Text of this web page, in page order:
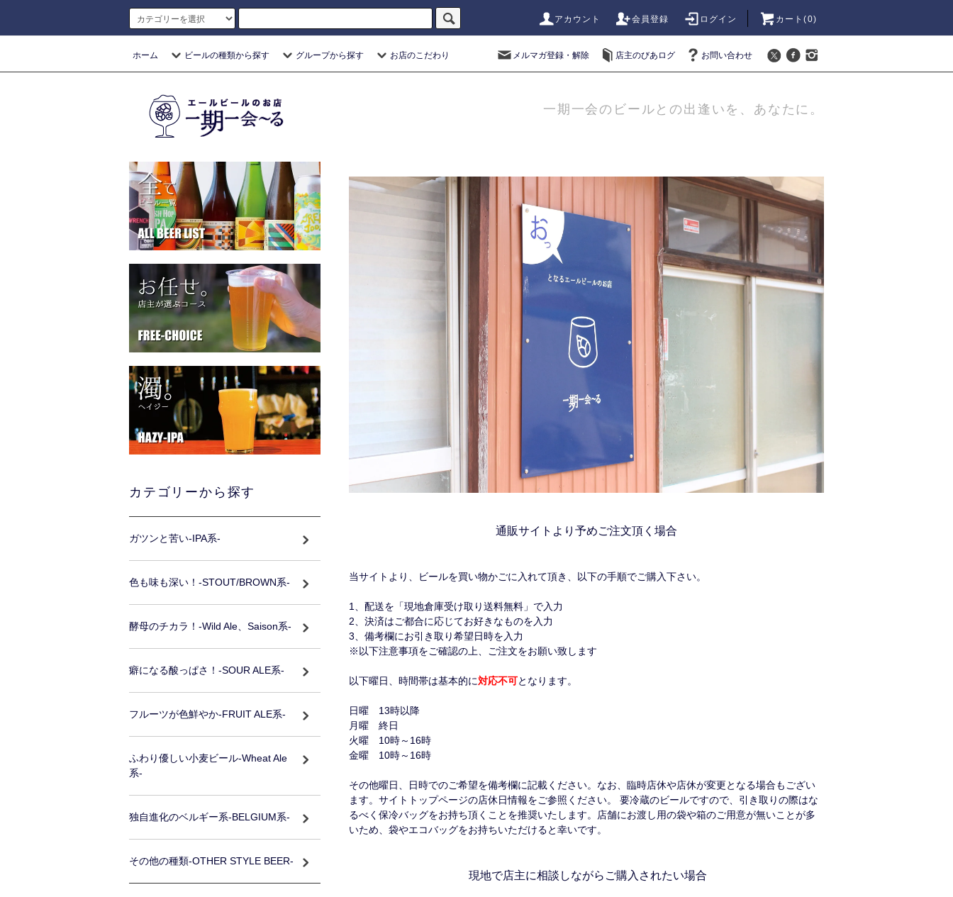
アカウント 会員登録 ログイン カート(0)
ホーム ビールの種類から探す グループから探す お店のこだわり メルマガ登録・解除 店主のびあログ お問い合わせ
一期一会のビールとの出逢いを、あなたに。
通販サイトより予めご注文頂く場合
当サイトより、ビールを買い物かごに入れて頂き、以下の手順でご購入下さい。
1、配送を「現地倉庫受け取り送料無料」で入力
2、決済はご都合に応じてお好きなものを入力
3、備考欄にお引き取り希望日時を入力
※以下注意事項をご確認の上、ご注文をお願い致します
以下曜日、時間帯は基本的に対応不可となります。
日曜 13時以降
月曜 終日
火曜 10時～16時
金曜 10時～16時
その他曜日、日時でのご希望を備考欄に記載ください。なお、臨時店休や店休が変更となる場合もござい
ます。サイトトップページの店休日情報をご参照ください。 要冷蔵のビールですので、引き取りの際はな
るべく保冷バッグをお持ち頂くことを推奨いたします。店舗にお渡し用の袋や箱のご用意が無いことが多
いため、袋やエコバッグをお持ちいただけると幸いです。
現地で店主に相談しながらご購入されたい場合
カテゴリーから探す
ガツンと苦い-IPA系-
色も味も深い！-STOUT/BROWN系-
酵母のチカラ！-Wild Ale、Saison系-
癖になる酸っぱさ！-SOUR ALE系-
フルーツが色鮮やか-FRUIT ALE系-
ふわり優しい小麦ビール-Wheat Ale
系-
独自進化のベルギー系-BELGIUM系-
その他の種類-OTHER STYLE BEER-